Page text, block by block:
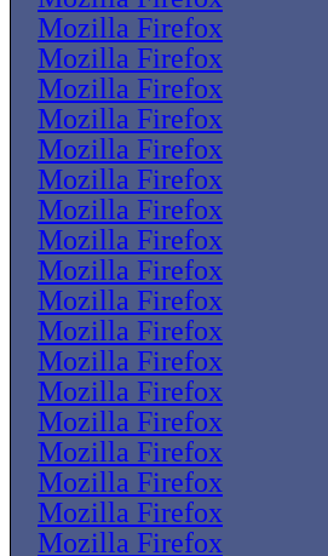
Mozilla Firefox
Mozilla Firefox
Mozilla Firefox
Mozilla Firefox
Mozilla Firefox
Mozilla Firefox
Mozilla Firefox
Mozilla Firefox
Mozilla Firefox
Mozilla Firefox
Mozilla Firefox
Mozilla Firefox
Mozilla Firefox
Mozilla Firefox
Mozilla Firefox
Mozilla Firefox
Mozilla Firefox
Mozilla Firefox